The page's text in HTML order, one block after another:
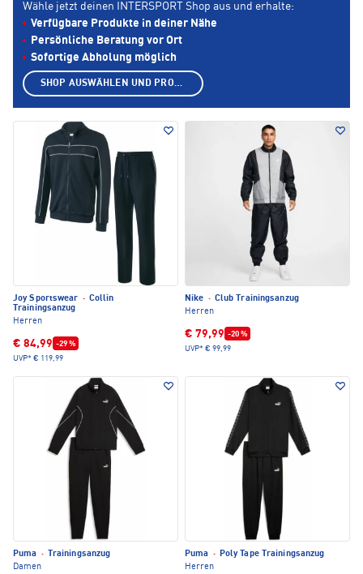
Joy Sportswear · Collin
Trainingsanzug
Herren
€ 84,99 -29 %
UVP* € 119,99
Nike · Club Trainingsanzug
Herren
€ 79,99 -20 %
UVP* € 99,99
Puma ·
Trainingsanzug
Damen
Puma · Poly Tape Trainingsanzug
Herren
Wähle jetzt deinen INTERSPORT Shop aus und erhalte:
Verfügbare Produkte in deiner Nähe
Persönliche Beratung vor Ort
Sofortige Abholung möglich
SHOP AUSWÄHLEN UND PRODUKTE ANZEIGEN